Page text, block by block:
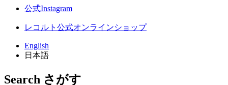
公式Instagram
レコルト公式オンラインショップ
English
日本語
Search さがす